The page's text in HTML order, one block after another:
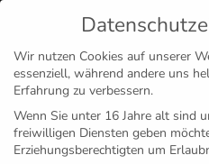
Wir nutzen Cookies auf unserer
essenziell, während andere uns
Erfahrung zu verbessern.
Wenn Sie unter 16 Jahre alt sind
freiwilligen Diensten geben
Erziehungsberechtigten um